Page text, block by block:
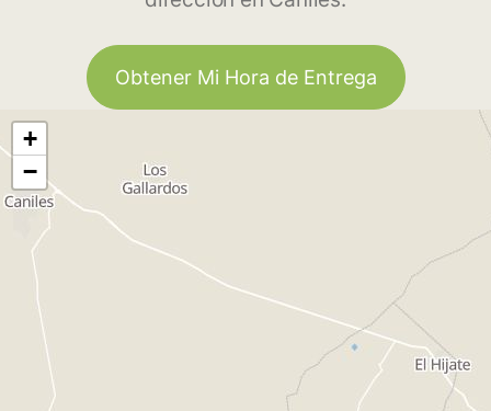
Obtener Mi Hora de Entrega
+
−